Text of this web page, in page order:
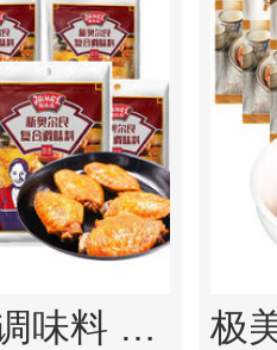
极美滋 复合调味料 新奥尔良烤翅腌料礼盒装 烧烤调料 浓香味70g*5